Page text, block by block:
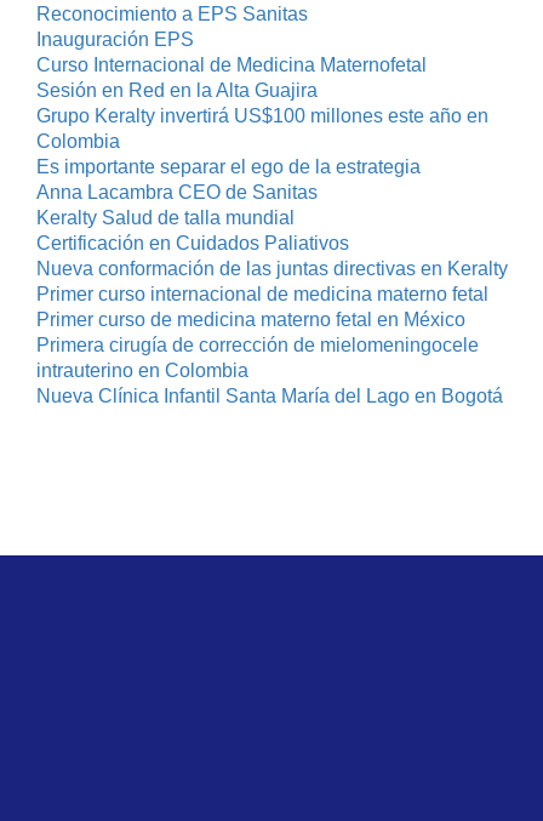
Reconocimiento a EPS Sanitas
Inauguración EPS
Curso Internacional de Medicina Maternofetal
Sesión en Red en la Alta Guajira
Grupo Keralty invertirá US$100 millones este año en
Colombia
Es importante separar el ego de la estrategia
Anna Lacambra CEO de Sanitas
Keralty Salud de talla mundial
Certificación en Cuidados Paliativos
Nueva conformación de las juntas directivas en Keralty
Primer curso internacional de medicina materno fetal
Primer curso de medicina materno fetal en México
Primera cirugía de corrección de mielomeningocele
intrauterino en Colombia
Nueva Clínica Infantil Santa María del Lago en Bogotá